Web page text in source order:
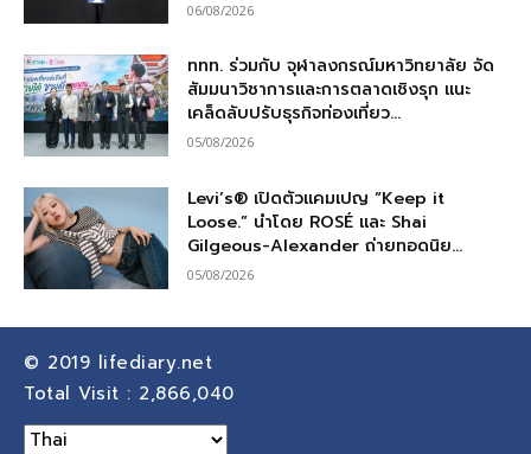
06/08/2026
ททท. ร่วมกับ จุฬาลงกรณ์มหาวิทยาลัย จัด
สัมมนาวิชาการและการตลาดเชิงรุก แนะ
เคล็ดลับปรับธุรกิจท่องเที่ยว...
05/08/2026
Levi’s® เปิดตัวแคมเปญ “Keep it
Loose.” นำโดย ROSÉ และ Shai
Gilgeous-Alexander ถ่ายทอดนิย...
05/08/2026
© 2019 lifediary.net
Total Visit : 2,866,040